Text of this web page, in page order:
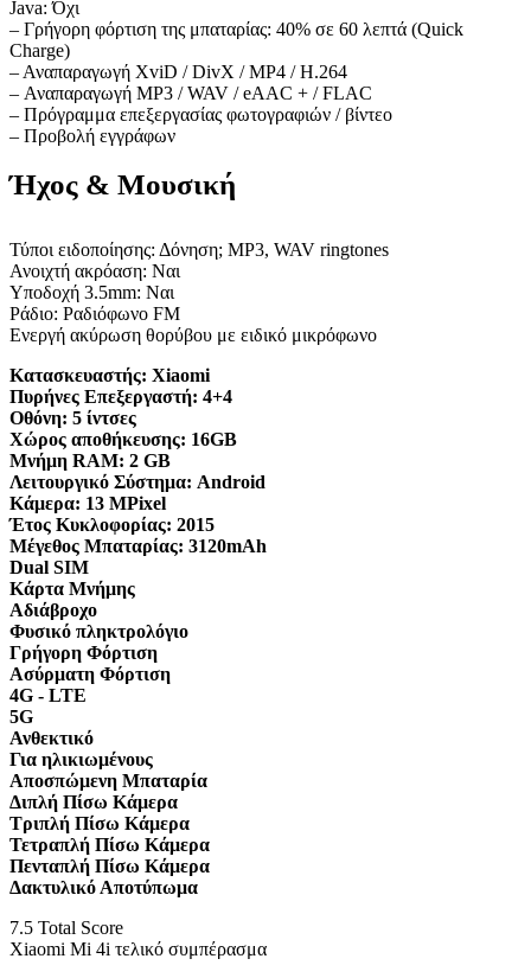
Java: Όχι
– Γρήγορη φόρτιση της μπαταρίας: 40% σε 60 λεπτά (Quick
Charge)
– Αναπαραγωγή XviD / DivX / MP4 / H.264
– Αναπαραγωγή MP3 / WAV / eAAC + / FLAC
– Πρόγραμμα επεξεργασίας φωτογραφιών / βίντεο
– Προβολή εγγράφων
Ήχος & Μουσική
Τύποι ειδοποίησης: Δόνηση; MP3, WAV ringtones
Ανοιχτή ακρόαση: Ναι
Υποδοχή 3.5mm: Ναι
Ράδιο: Ραδιόφωνο FM
Ενεργή ακύρωση θορύβου με ειδικό μικρόφωνο
Κατασκευαστής: Xiaomi
Πυρήνες Επεξεργαστή: 4+4
Οθόνη: 5 ίντσες
Χώρος αποθήκευσης: 16GB
Μνήμη RAM: 2 GB
Λειτουργικό Σύστημα: Android
Κάμερα: 13 MPixel
Έτος Κυκλοφορίας: 2015
Μέγεθος Μπαταρίας: 3120mAh
Dual SIM
Κάρτα Μνήμης
Αδιάβροχο
Φυσικό πληκτρολόγιο
Γρήγορη Φόρτιση
Ασύρματη Φόρτιση
4G - LTE
5G
Ανθεκτικό
Για ηλικιωμένους
Αποσπώμενη Μπαταρία
Διπλή Πίσω Κάμερα
Τριπλή Πίσω Κάμερα
Τετραπλή Πίσω Κάμερα
Πενταπλή Πίσω Κάμερα
Δακτυλικό Αποτύπωμα
7.5 Total Score
Xiaomi Mi 4i τελικό συμπέρασμα